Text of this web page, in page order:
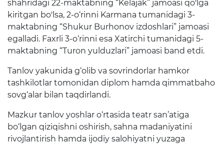
Press-relizlar
OAV biz haqimizda
Ma'ruzalar
Galereya
Videogalereya
Axborot xizmati
Matbuot anjumanlari
shahridagi 22-maktabning “Kelajak” jamoasi qo'lga
kiritgan bo'lsa, 2-o‘rinni Karmana tumanidagi 3-
maktabning “Shukur Burhonov izdoshlari” jamoasi
egalladi. Faxrli 3-o‘rinni esa Xatirchi tumanidagi 5-
maktabning “Turon yulduzlari” jamoasi band etdi.
Tanlov yakunida g‘olib va sovrindorlar hamkor
tashkilotlar tomonidan diplom hamda qimmatbaho
sovg‘alar bilan taqdirlandi.
Mazkur tanlov yoshlar o‘rtasida teatr san’atiga
bo‘lgan qiziqishni oshirish, sahna madaniyatini
rivojlantirish hamda ijodiy salohiyatni yuzaga